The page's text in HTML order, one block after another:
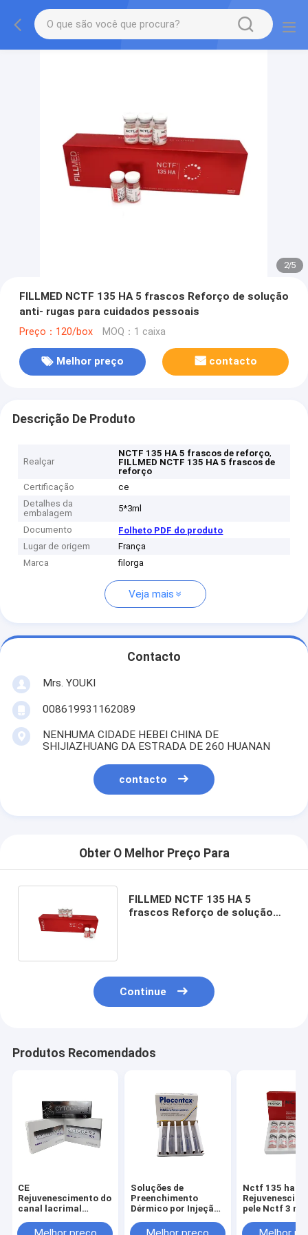
2/5
FILLMED NCTF 135 HA 5 frascos Reforço de solução
anti- rugas para cuidados pessoais
Preço：120/box MOQ：1 caixa
Melhor preço contacto
Descrição De Produto
Realçar
NCTF 135 HA 5 frascos de reforço,
FILLMED NCTF 135 HA 5 frascos de
reforço
Certificação
ce
Detalhes da
embalagem
5*3ml
Documento
Folheto PDF do produto
Lugar de origem
França
Marca
filorga
Veja mais
Contacto
Mrs. YOUKI
008619931162089
NENHUMA CIDADE HEBEI CHINA DE
SHIJIAZHUANG DA ESTRADA DE 260 HUANAN
contacto
Obter O Melhor Preço Para
FILLMED NCTF 135 HA 5
frascos Reforço de solução
Continue
Produtos Recomendados
CE
Rejuvenescimento do
canal lacrimal
532 715 516 5X5ml
Soluções de
Preenchimento
Dérmico por Injeção
135HA
Nctf 135 ha
pele Nctf 3 ml